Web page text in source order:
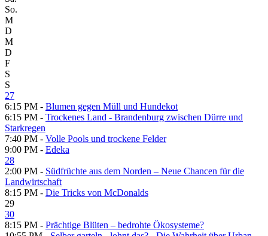
So.
M
D
M
D
F
S
S
27
6:15 PM - Blumen gegen Müll und Hundekot
6:15 PM - Trockenes Land - Brandenburg zwischen Dürre und
Starkregen
7:40 PM - Volle Pools und trockene Felder
9:00 PM - Edeka
28
2:00 PM - Südfrüchte aus dem Norden – Neue Chancen für die
Landwirtschaft
8:15 PM - Die Tricks von McDonalds
29
30
8:15 PM - Prächtige Blüten – bedrohte Ökosysteme?